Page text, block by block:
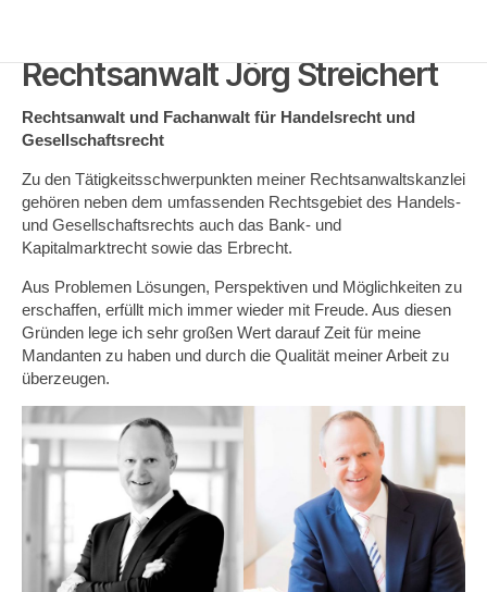
Rechtsanwalt Jörg Streichert
Rechtsanwalt und Fachanwalt für Handelsrecht und
Gesellschaftsrecht
Zu den Tätigkeitsschwerpunkten meiner Rechtsanwaltskanzlei
gehören neben dem umfassenden Rechtsgebiet des Handels-
und Gesellschaftsrechts auch das Bank- und
Kapitalmarktrecht sowie das Erbrecht.
Aus Problemen Lösungen, Perspektiven und Möglichkeiten zu
erschaffen, erfüllt mich immer wieder mit Freude. Aus diesen
Gründen lege ich sehr großen Wert darauf Zeit für meine
Mandanten zu haben und durch die Qualität meiner Arbeit zu
überzeugen.